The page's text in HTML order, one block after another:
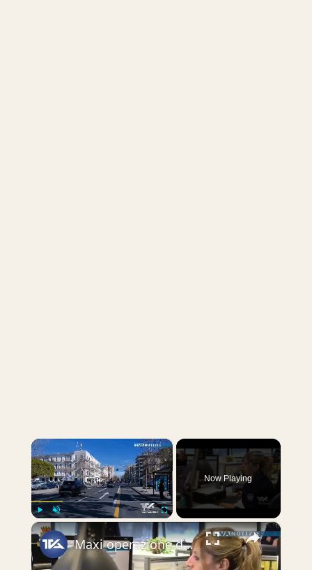
×
Play Unmute Fullscreen
Now Playing
×
Maxi operazione della Polizia di Stato contro la pedopornografia online. Trenta gli indagati in tutt